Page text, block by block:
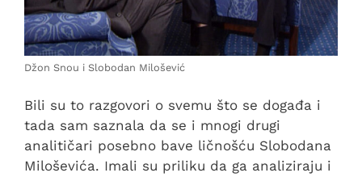
Džon Snou i Slobodan Milošević
Bili su to razgovori o svemu što se događa i
tada sam saznala da se i mnogi drugi
analitičari posebno bave ličnošću Slobodana
Miloševića. Imali su priliku da ga analiziraju i